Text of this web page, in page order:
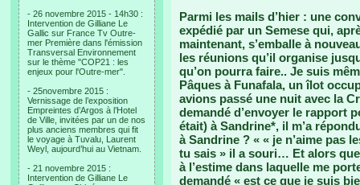
- 26 novembre 2015 - 14h30 :
Intervention de Gilliane Le
Gallic sur France Tv Outre-
mer Première dans l'émission
Transversal Environnement
sur le thème "COP21 : les
enjeux pour l'Outre-mer".
- 25novembre 2015 :
Vernissage de l’exposition
Empreintes d’Argos à l’Hotel
de Ville, invitées par un de nos
plus anciens membres qui fit
le voyage à Tuvalu, Laurent
Weyl, aujourd’hui au Vietnam.
- 21 novembre 2015 :
Intervention de Gilliane Le
Parmi les mails d’hier : une
expédié par un Semese qui,
maintenant, s’emballe à
les réunions qu’il organise
qu’on pourra faire.. Je suis
Pâques à Funafala, un îlot
avions passé une nuit avec la
demandé d’envoyer le rapport
était) à Sandrine*, il m’a
à Sandrine ? « « je n’aime pas
tu sais » il a souri… Et alors
à l’estime dans laquelle me
demandé « est ce que je suis